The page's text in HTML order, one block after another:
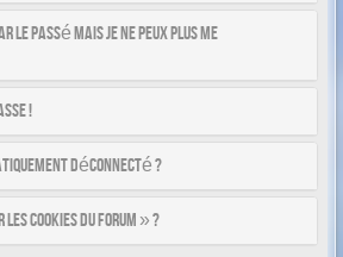
le passé mais je ne peux plus me
!
déconnecté ?
cookies du forum » ?